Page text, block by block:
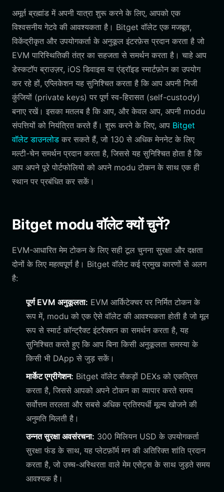
अमूर्त ब्रह्मांड में अपनी यात्रा शुरू करने के लिए, आपको एक
विश्वसनीय गेटवे की आवश्यकता है। Bitget वॉलेट एक मजबूत,
विकेंद्रीकृत और उपयोगकर्ता के अनुकूल इंटरफ़ेस प्रदान करता है जो
EVM पारिस्थितिकी तंत्र का सहजता से समर्थन करता है। चाहे आप
डेस्कटॉप ब्राउज़र, iOS डिवाइस या एंड्रॉइड स्मार्टफ़ोन का उपयोग
कर रहे हों, एप्लिकेशन यह सुनिश्चित करता है कि आप अपनी निजी
कुंजियों (private keys) पर पूर्ण स्व-हिरासत (self-custody)
बनाए रखें। इसका मतलब है कि आप, और केवल आप, अपनी modu
संपत्तियों को नियंत्रित करते हैं। शुरू करने के लिए, आप Bitget
वॉलेट डाउनलोड कर सकते हैं, जो 130 से अधिक मेननेट के लिए
मल्टी-चेन समर्थन प्रदान करता है, जिससे यह सुनिश्चित होता है कि
आप अपने पूरे पोर्टफोलियो को अपने modu टोकन के साथ एक ही
स्थान पर प्रबंधित कर सकें।
Bitget modu वॉलेट क्यों चुनें?
EVM-आधारित मेम टोकन के लिए सही टूल चुनना सुरक्षा और दक्षता
दोनों के लिए महत्वपूर्ण है। Bitget वॉलेट कई प्रमुख कारणों से अलग
है:
पूर्ण EVM अनुकूलता: EVM आर्किटेक्चर पर निर्मित टोकन के
रूप में, modu को एक ऐसे वॉलेट की आवश्यकता होती है जो मूल
रूप से स्मार्ट कॉन्ट्रैक्ट इंटरैक्शन का समर्थन करता है, यह
सुनिश्चित करते हुए कि आप बिना किसी अनुकूलता समस्या के
किसी भी DApp से जुड़ सकें।
मार्केट एग्रीगेशन: Bitget वॉलेट सैकड़ों DEXs को एकत्रित
करता है, जिससे आपको अपने टोकन का व्यापार करते समय
सर्वोत्तम तरलता और सबसे अधिक प्रतिस्पर्धी मूल्य खोजने की
अनुमति मिलती है।
उन्नत सुरक्षा अवसंरचना: 300 मिलियन USD के उपयोगकर्ता
सुरक्षा फंड के साथ, यह प्लेटफ़ॉर्म मन की अतिरिक्त शांति प्रदान
करता है, जो उच्च-अस्थिरता वाले मेम एसेट्स के साथ जुड़ते समय
आवश्यक है।